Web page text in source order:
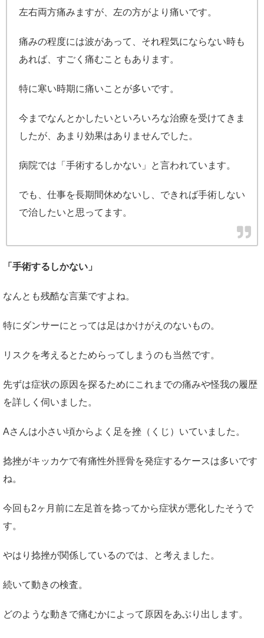
左右両方痛みますが、左の方がより痛いです。
痛みの程度には波があって、それ程気にならない時も
あれば、すごく痛むこともあります。
特に寒い時期に痛いことが多いです。
今までなんとかしたいといろいろな治療を受けてきま
したが、あまり効果はありませんでした。
病院では「手術するしかない」と言われています。
でも、仕事を長期間休めないし、できれば手術しない
で治したいと思ってます。
「手術するしかない」
なんとも残酷な言葉ですよね。
特にダンサーにとっては足はかけがえのないもの。
リスクを考えるとためらってしまうのも当然です。
先ずは症状の原因を探るためにこれまでの痛みや怪我の履歴
を詳しく伺いました。
Aさんは小さい頃からよく足を挫（くじ）いていました。
捻挫がキッカケで有痛性外脛骨を発症するケースは多いです
ね。
今回も2ヶ月前に左足首を捻ってから症状が悪化したそうで
す。
やはり捻挫が関係しているのでは、と考えました。
続いて動きの検査。
どのような動きで痛むかによって原因をあぶり出します。